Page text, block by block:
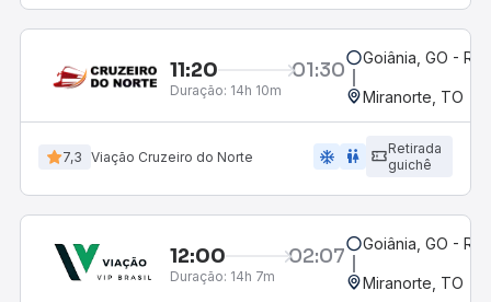
11:20 01:30
Duração: 14h 10m
Goiânia, GO -
Miranorte, TO
7,3 Viação Cruzeiro do Norte ac_unit wc
Retirada
guichê
12:00 02:07
Duração: 14h 7m
Goiânia, GO -
Miranorte, TO